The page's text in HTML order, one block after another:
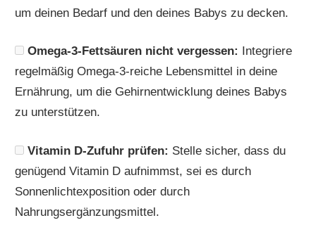
um deinen Bedarf und den deines Babys zu decken.
Omega-3-Fettsäuren nicht vergessen: Integriere
regelmäßig Omega-3-reiche Lebensmittel in deine
Ernährung, um die Gehirnentwicklung deines Babys
zu unterstützen.
Vitamin D-Zufuhr prüfen: Stelle sicher, dass du
genügend Vitamin D aufnimmst, sei es durch
Sonnenlichtexposition oder durch
Nahrungsergänzungsmittel.